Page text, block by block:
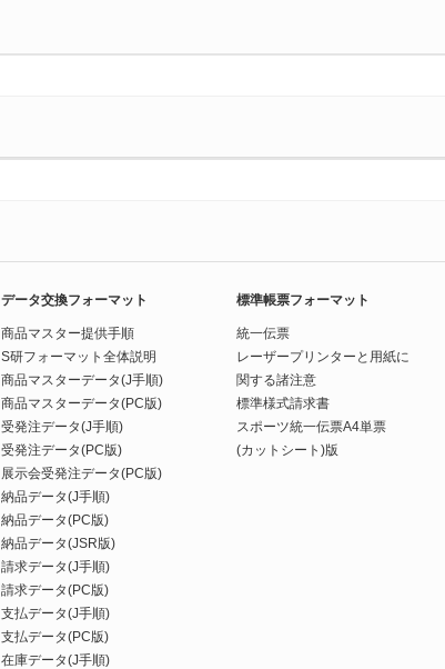
データ交換フォーマット
商品マスター提供手順
S研フォーマット全体説明
商品マスターデータ(J手順)
商品マスターデータ(PC版)
受発注データ(J手順)
受発注データ(PC版)
展示会受発注データ(PC版)
納品データ(J手順)
納品データ(PC版)
納品データ(JSR版)
請求データ(J手順)
請求データ(PC版)
支払データ(J手順)
支払データ(PC版)
在庫データ(J手順)
標準帳票フォーマット
統一伝票
レーザープリンターと用紙に
関する諸注意
標準様式請求書
スポーツ統一伝票A4単票
(カットシート)版